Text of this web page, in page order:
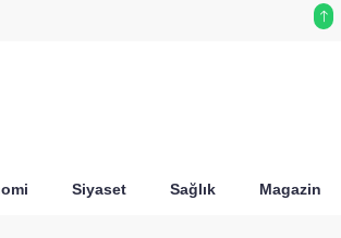
Siyaset Sağlık Magazin